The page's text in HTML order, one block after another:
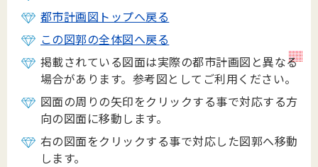
都市計画図トップへ戻る
この図郭の全体図へ戻る
掲載されている図面は実際の都市計画図と異なる
場合があります。参考図としてご利用ください。
図面の周りの矢印をクリックする事で対応する方
向の図面に移動します。
右の図面をクリックする事で対応した図郭へ移動
します。